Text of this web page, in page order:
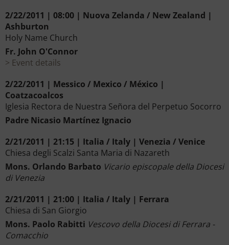
2/22/2011 | 08:00 | Nuova Zelanda / New Zealand |
Ashburton
Holy Name Church
Fr. John O'Connor
Event details
2/22/2011 | Messico / Mexico / México |
Coatzacoalcos
Iglesia Rectora de Nuestra Señora del Perpetuo Socorro
Padre Nicasio Martínez Ignacio
2/21/2011 | 21:15 | Italia / Italy | Venezia / Venice
Chiesa degli Scalzi Santa Maria di Nazareth
Mons. Orlando Barbato Vicario episcopale della Diocesi
di Venezia
2/21/2011 | 21:00 | Italia / Italy | Ferrara
Chiesa di San Giorgio
Mons. Paolo Rabitti Vescovo della Diocesi di Ferrara -
Comacchio